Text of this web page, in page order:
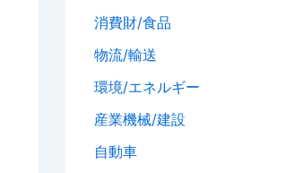
消費財/食品
物流/輸送
環境/エネルギー
産業機械/建設
自動車